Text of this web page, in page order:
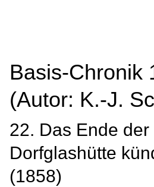
Basis-Chronik
(Autor: K.-J.
22. Das Ende der
Dorfglashütte
(1858)